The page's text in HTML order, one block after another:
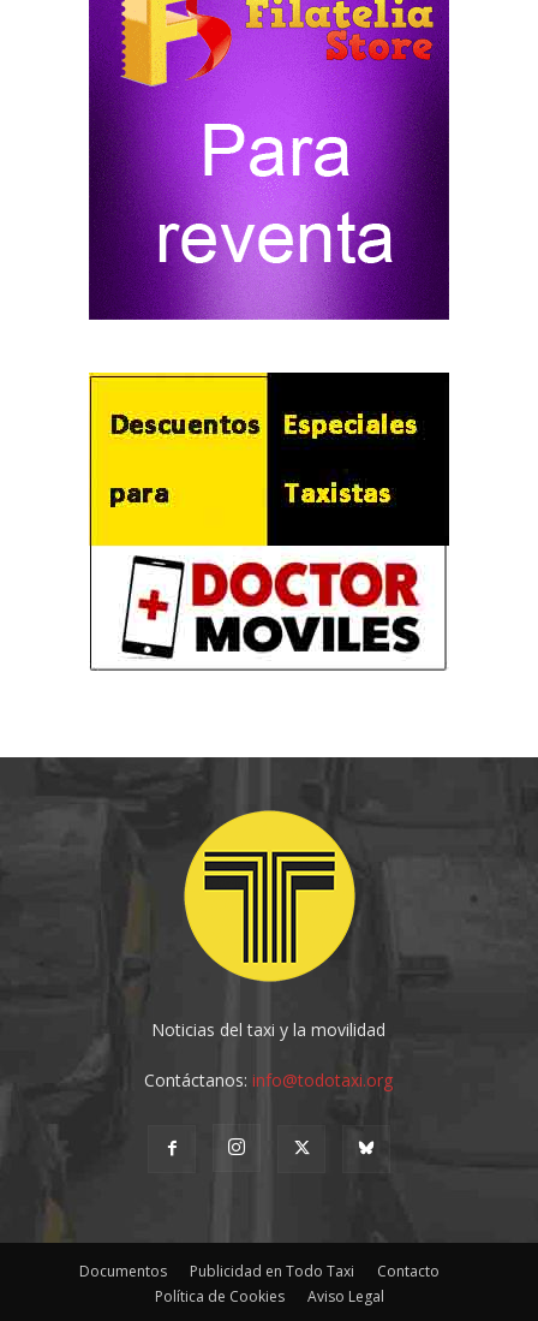
Noticias del taxi y la movilidad
Contáctanos:info@todotaxi.org
Documentos Publicidad en Todo Taxi
Contacto
Política de Cookies
Aviso Legal